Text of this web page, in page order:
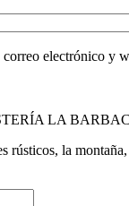
electrónico y
LA
rústicos, la